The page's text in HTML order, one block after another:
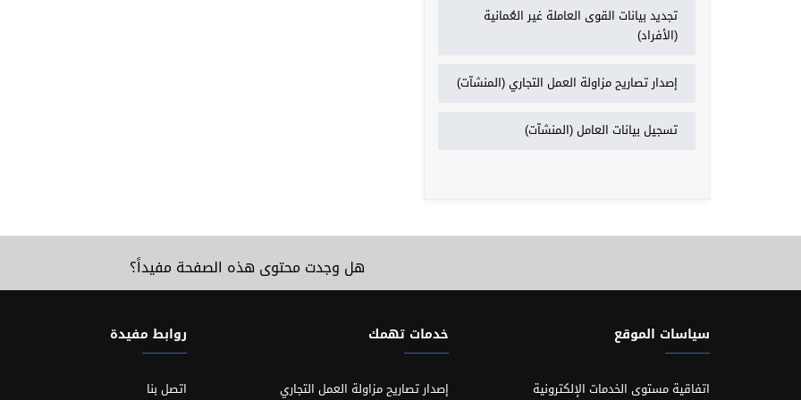
تجديد بيانات القوى العاملة غير العُمانية
(الأفراد)
إصدار تصاريح مزاولة العمل التجاري (المنشآت)
تسجيل بيانات العامل (المنشآت)
هل وجدت محتوى هذه الصفحة مفيداً؟
سياسات الموقع
اتفاقية مستوى الخدمات الإلكترونية
خدمات تهمك
إصدار تصاريح مزاولة العمل التجاري
روابط مفيدة
اتصل بنا